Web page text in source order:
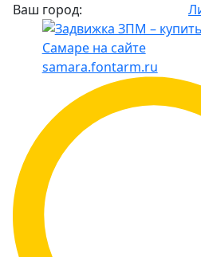
Ваш город: